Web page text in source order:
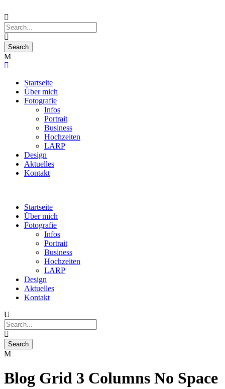
Startseite
Über mich
Fotografie
Infos
Portrait
Business
Hochzeiten
LARP
Design
Aktuelles
Kontakt
Startseite
Über mich
Fotografie
Infos
Portrait
Business
Hochzeiten
LARP
Design
Aktuelles
Kontakt
Blog Grid 3 Columns No Space